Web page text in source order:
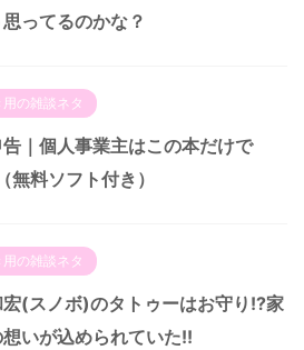
ってるのかな？
用の雑談ネタ
｜個人事業主はこの本だけで
無料ソフト付き）
用の雑談ネタ
宏(スノボ)のタトゥーはお守り!?家
いが込められていた!!